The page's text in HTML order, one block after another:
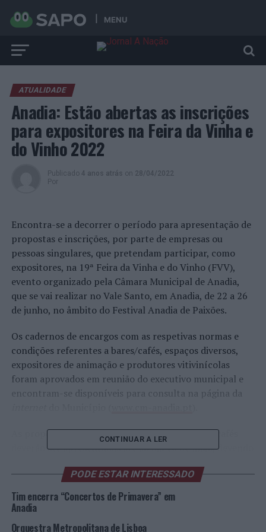
MENU
ATUALIDADE
Anadia: Estão abertas as inscrições
para expositores na Feira da Vinha e
do Vinho 2022
Publicado 4 anos atrás on 28/04/2022
Por
Encontra-se a decorrer o período para apresentação de
propostas e inscrições, por parte de empresas ou
pessoas singulares, que pretendam participar, como
expositores, na 19ª Feira da Vinha e do Vinho (FVV),
evento organizado pela Câmara Municipal de Anadia,
que se vai realizar no Vale Santo, em Anadia, de 22 a 26
de junho, no âmbito do Festival Anadia de Paixões.
Os cadernos de encargos com as respetivas normas e
condições referentes a bares/cafés, espaços diversos,
expositores de animação e produtores vitivinícolas
foram aprovados em reunião do executivo municipal e
encontram-se disponíveis para consulta na página da
As propostas referentes aos bares e espaços de cafés
deverão ser apresentadas até ao dia 16 de maio, devendo
Anadia ou remetidas pelo correio em carta fechada. Cada
proponente pode candidatar-se a mais que um espaço.
As propostas serão abertas no dia 17 de maio, pelas
CONTINUAR A LER
PODE ESTAR INTERESSADO
Tim encerra “Concertos de Primavera” em
Anadia
Orquestra Metropolitana de Lisboa